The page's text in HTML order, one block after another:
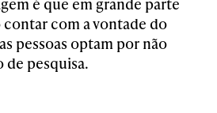
contar com a vontade do
pessoas optam por não
de pesquisa.